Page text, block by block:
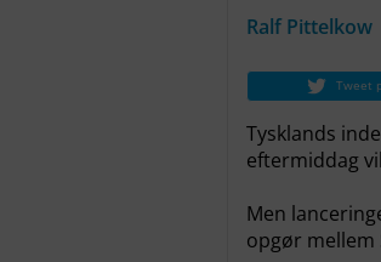
Ralf Pittelkow
Tweet
Tysklands
eftermiddag
Men
opgør mellem